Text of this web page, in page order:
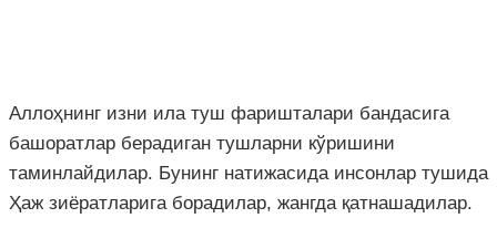
Аллоҳнинг изни ила туш фаришталари бандасига
башоратлар берадиган тушларни кўришини
таминлайдилар. Бунинг натижасида инсонлар тушида
Ҳаж зиёратларига борадилар, жангда қатнашадилар.